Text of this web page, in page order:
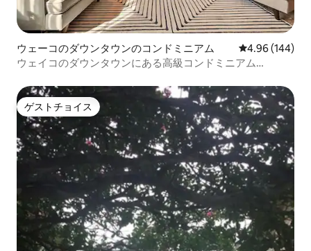
ウェーコのダウンタウンのコンドミニアム レビュー144
4.96 (144)
ウェイコのダウンタウンにある高級コンドミニアム
ゲストチョイス
ゲストチョイス